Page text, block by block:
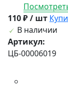
110 ₽ / шт
В наличии
Артикул:
ЦБ-00006019